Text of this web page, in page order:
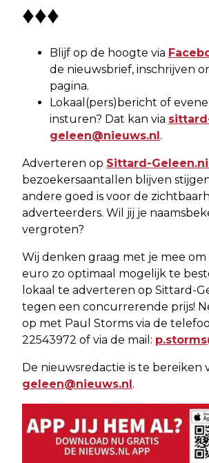
♦♦♦
Blijf op de hoogte via
de nieuwsbrief, inschrijven
pagina.
Lokaal(pers)bericht of
insturen? Dat kan via
geleen@nieuws.nl.
Adverteren op Sittard-
bezoekersaantallen blijven
andere goed is voor de
adverteerders. Wil jij je
vergroten?
Wij denken graag met je mee
euro zo optimaal mogelijk te
lokaal te adverteren op Sittard-
tegen een concurrerende prijs!
op met Paul Storms via de
22543972 of via de mail:
De nieuwsredactie is te bereiken
geleen@nieuws.nl.